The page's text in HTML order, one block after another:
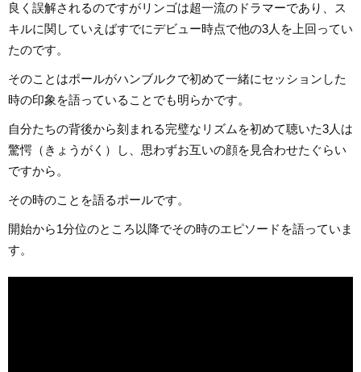
良く誤解されるのですがリンゴは超一流のドラマーであり、ス
キルに関していえばすでにデビュー時点で他の3人を上回ってい
たのです。
そのことはポールがハンブルクで初めて一緒にセッションした
時の印象を語っていることでも明らかです。
自分たちの背後から刻まれる完璧なリズムを初めて聴いた3人は
驚愕（きょうがく）し、思わずお互いの顔を見合わせたぐらい
ですから。
その時のことを語るポールです。
開始から1分位のところ以降でその時のエピソードを語っていま
す。